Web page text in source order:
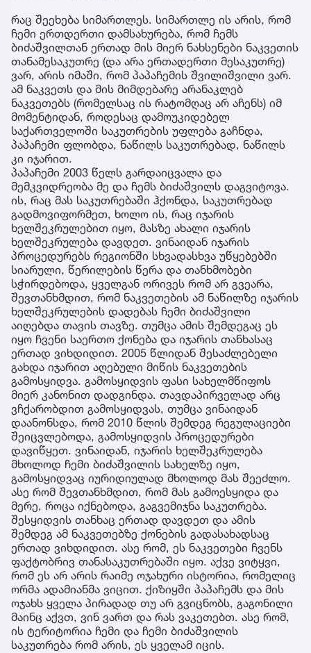
რაც შეეხება სიმართლეს. სიმართლე ის არის, რომ
ჩემი ერთდერთი დამსახურება, რომ ჩემს
ბიძაშვილთან ერთად მის მიერ ნახსენები ნაკვეთის
თანამესაკუთრე (და არა ერთადერთი მესაკუთრე)
ვარ, არის იმაში, რომ პაპაჩემის შვილიშვილი ვარ.
ამ ნაკვეთს და მის მიმდებარე არანაკლებ
ნაკვეთებს (რომელსაც ის რატომღაც არ აჩენს) იმ
მომენტიდან, როდესაც დამოუკიდებელ
საქართველოში საკუთრების უფლება გაჩნდა,
პაპაჩემი ფლობდა, ნაწილს საკუთრებად, ნაწილს
კი იჯარით.
პაპაჩემი 2003 წელს გარდაიცვალა და
მემკვიდრეობა მე და ჩემს ბიძაშვილს დაგვიტოვა.
ის, რაც მას საკუთრებაში ჰქონდა, საკუთრებად
გადმოვიფორმეთ, ხოლო ის, რაც იჯარის
ხელშეკრულებით იყო, მასზე ახალი იჯარის
ხელშეკრულება დავდეთ. ვინაიდან იჯარის
პროცედურებს რეგიონში სხვადასხვა უწყებებში
სიარული, წერილების წერა და თანხმობები
სჭირდებოდა, ყველგან ორივეს რომ არ გვეარა,
შევთანხმდით, რომ ნაკვეთების ამ ნაწილზე იჯარის
ხელშეკრულების დადებას ჩემი ბიძაშვილი
აიღებდა თავის თავზე. თუმცა ამის შემდეგაც ეს
იყო ჩვენი საერთო ქონება და იჯარის თანხასაც
ერთად ვიხდიდით. 2005 წლიდან შესაძლებელი
გახდა იჯარით აღებული მიწის ნაკვეთების
გამოსყიდვა. გამოსყიდვის ფასი სახელმწიფოს
მიერ კანონით დადგინდა. თავდაპირველად არც
ვჩქარობდით გამოსყიდვას, თუმცა ვინაიდან
დაანონსდა, რომ 2010 წლის შემდეგ რეგულაციები
შეიცვლებოდა, გამოსყიდვის პროცედურები
დავიწყეთ. ვინაიდან, იჯარის ხელშეკრულება
მხოლოდ ჩემი ბიძაშვილის სახელზე იყო,
გამოსყიდვაც იურიდიულად მხოლოდ მას შეეძლო.
ასე რომ შევთანხმდით, რომ მას გამოესყიდა და
მერე, როცა იქნებოდა, გაგვემიჯნა საკუთრება.
შესყიდვის თანხაც ერთად დავდეთ და ამის
შემდეგ ამ ნაკვეთებზე ქონების გადასახადსაც
ერთად ვიხდიდით. ასე რომ, ეს ნაკვეთები ჩვენს
ფაქტობრივ თანასაკუთრებაში იყო. აქვე ვიტყვი,
რომ ეს არ არის რაიმე ოჯახური ისტორია, რომელიც
ორმა ადამიანმა ვიცით. ქიზიყში პაპაჩემს და მის
ოჯახს ყველა პირადად თუ არ გვიცნობს, გაგონილი
მაინც აქვთ, ვინ ვართ და რას ვაკეთებთ. ასე რომ,
ის ტერიტორია ჩემი და ჩემი ბიძაშვილის
საკუთრება რომ არის, ეს ყველამ იცის.